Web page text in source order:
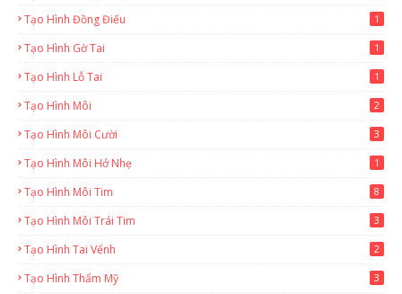
Tạo Hình Đồng Điếu 1
Tạo Hình Gờ Tai 1
Tạo Hình Lỗ Tai 1
Tạo Hình Môi 2
Tạo Hình Môi Cười 3
Tạo Hình Môi Hở Nhẹ 1
Tạo Hình Môi Tim 8
Tạo Hình Môi Trái Tim 3
Tạo Hình Tai Vểnh 2
Tạo Hình Thẩm Mỹ 3